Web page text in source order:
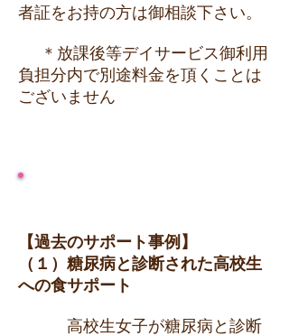
者証をお持の方は御相談下さい。
＊放課後等デイサービス御利用
負担分内で別途料金を頂くことは
ございません
【過去のサポート事例】
（１）糖尿病と診断された高校生
への食サポート
高校生女子が糖尿病と診断